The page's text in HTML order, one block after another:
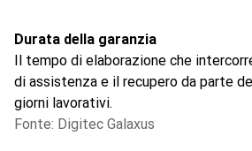
Durata della garanzia
Il tempo di elaborazione che
di assistenza e il recupero da parte
giorni lavorativi.
Fonte: Digitec Galaxus